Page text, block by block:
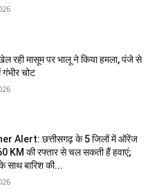
रही मासूम पर भालू ने किया हमला, पंजे से
गंभीर चोट
Alert: छत्तीसगढ़ के 5 जिलों में ऑरेंज
KM की रफ्तार से चल सकती हैं हवाएं;
बारिश की...